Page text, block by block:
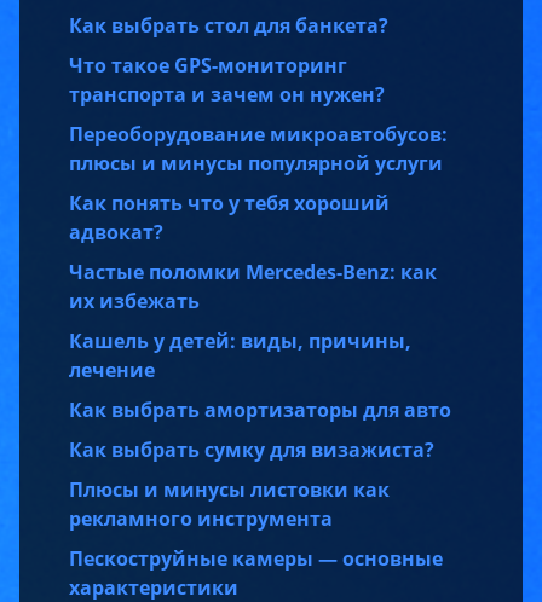
Как выбрать стол для банкета?
Что такое GPS-мониторинг
транспорта и зачем он нужен?
Переоборудование микроавтобусов:
плюсы и минусы популярной услуги
Как понять что у тебя хороший
адвокат?
Частые поломки Mercedes-Benz: как
их избежать
Кашель у детей: виды, причины,
лечение
Как выбрать амортизаторы для авто
Как выбрать сумку для визажиста?
Плюсы и минусы листовки как
рекламного инструмента
Пескоструйные камеры — основные
характеристики